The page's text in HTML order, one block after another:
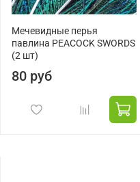
Мечевидные перья
павлина PEACOCK SWORDS
(2 шт)
80 руб